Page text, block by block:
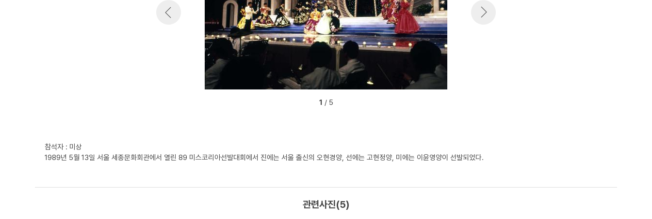
1 / 5
참석자 : 미상
1989년 5월 13일 서울 세종문화회관에서 열린 89 미스코리아선발대회에서 진에는 서울 출신의 오현경양, 선에는 고현정양, 미에는 이윤영양이 선발되었다.
관련사진(5)